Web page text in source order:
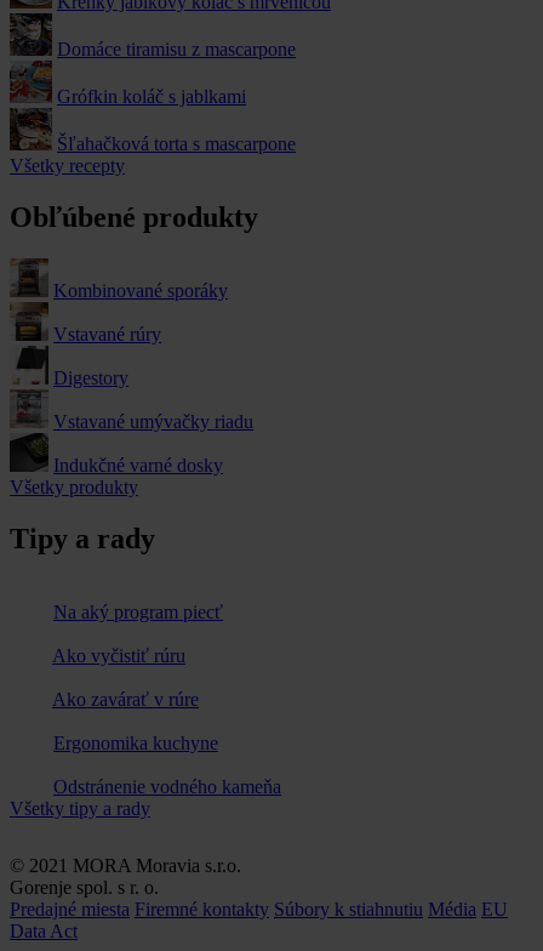
Domáce tiramisu z mascarpone
Grófkin koláč s jablkami
Šľahačková torta s mascarpone
Všetky recepty
Obľúbené produkty
Kombinované sporáky
Vstavané rúry
Digestory
Vstavané umývačky riadu
Indukčné varné dosky
Všetky produkty
Tipy a rady
Na aký program piecť
Ako vyčistiť rúru
Ako zavárať v rúre
Ergonomika kuchyne
Odstránenie vodného kameňa
Všetky tipy a rady
© 2021 MORA Moravia s.r.o.
Gorenje spol. s r. o.
Predajné miesta Firemné kontakty Súbory k stiahnutiu Média EU
Data Act